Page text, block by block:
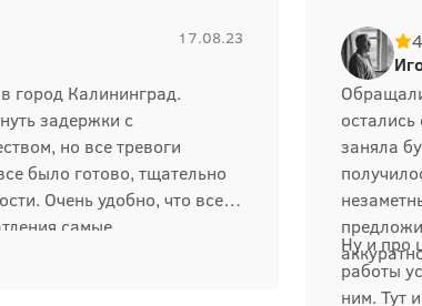
17.08.23
город Калининград.
задержки с
но все тревоги
было готово, тщательно
Очень удобно, что все
самые
обратимся.
заняла
Ну и про
работы
ним. Тут